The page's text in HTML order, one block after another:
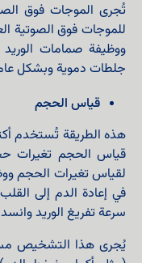
تُجرى الموجات فوق
للموجات فوق الصوتية
ووظيفة صمامات
جلطات دموية وبشكل
قياس الحجم
هذه الطريقة تُستخدم
قياس الحجم تغيرات
لقياس تغيرات الحجم
في إعادة الدم إلى
سرعة تفريغ الوريد
يُجرى هذا التشخيص